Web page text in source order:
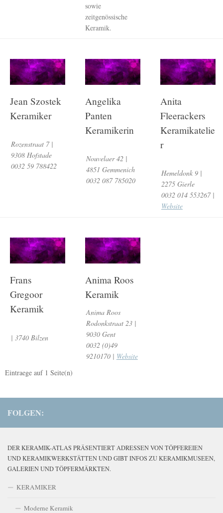
sowie
zeitgenössische
Keramik.
Jean Szostek
Keramiker
Rozenstraat 7 |
9308 Hofstade
0032 59 788422
Angelika
Panten
Keramikerin
Nouvelaer 42 |
4851 Gemmenich
0032 087 785020
Anita
Fleerackers
Keramikatelie
r
Hemeldonk 9 |
2275 Gierle
0032 014 553267 |
Website
Frans
Gregoor
Keramik
| 3740 Bilzen
Anima Roos
Keramik
Anima Roos
Rodonkstraat 23 |
9030 Gent
0032 (0)49
9210170 | Website
Eintraege auf 1 Seite(n)
FOLGEN:
DER KERAMIK-ATLAS PRÄSENTIERT ADRESSEN VON TÖPFEREIEN
UND KERAMIKWERKSTÄTTEN UND GIBT INFOS ZU KERAMIKMUSEEN,
GALERIEN UND TÖPFERMÄRKTEN.
KERAMIKER
Moderne Keramik